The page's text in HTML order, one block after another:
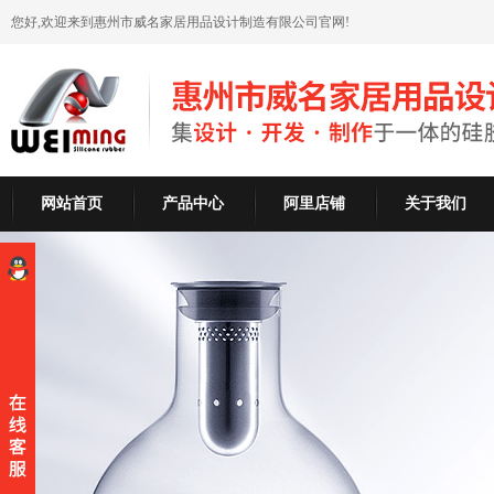
您好,欢迎来到惠州市威名家居用品设计制造有限公司官网!
网站首页 产品中心 阿里店铺 关于我们